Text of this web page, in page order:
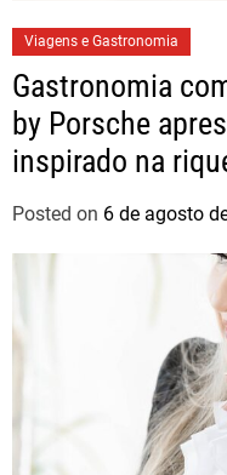
Viagens e Gastronomia
Gastronomia
by Porsche
inspirado na
brasileiros
Posted on 6 de agosto